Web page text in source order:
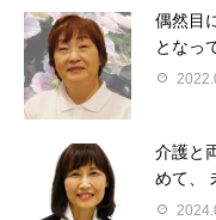
偶然目
となっ
介護と
めて、